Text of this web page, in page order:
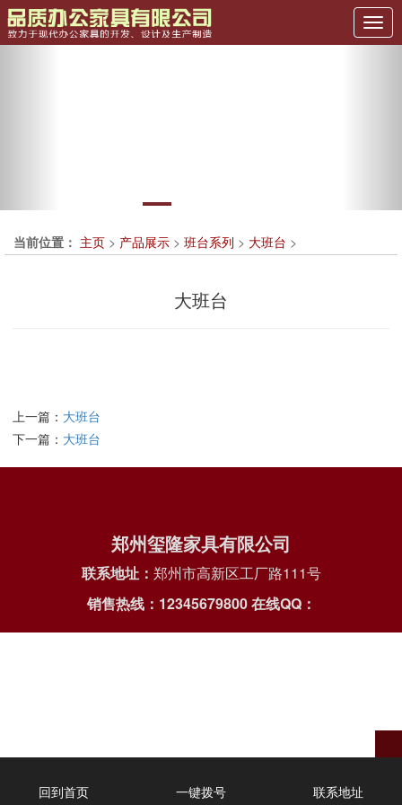
当前位置： 主页 > 产品展示 > 班台系列 > 大班台 >
大班台
上一篇： 大班台
下一篇： 大班台
郑州玺隆家具有限公司
联系地址： 郑州市高新区工厂路111号
销售热线：12345679800在线QQ：
回到首页 一键拨号 联系地址